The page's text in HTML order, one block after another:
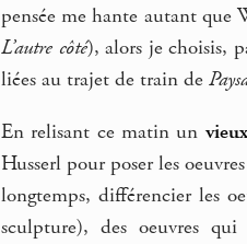
pensée me hante autant que
L’autre côté), alors je choisis,
liées au trajet de train de
En relisant ce matin un
Husserl pour poser les
longtemps, différencier les
sculpture), des oeuvres